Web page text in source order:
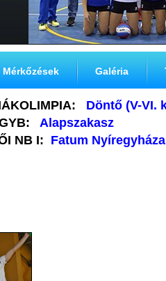
Mérkőzések Galéria
Döntő (V-VI.
Alapszakasz
NB I: Fatum